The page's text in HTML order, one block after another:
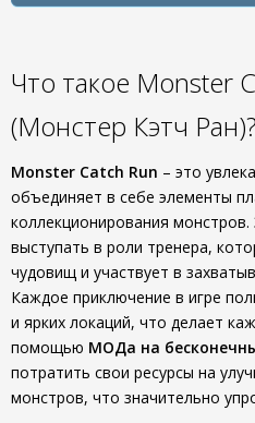
Что такое Monster
(Монстер Кэтч Ран)?
Monster Catch Run – это
объединяет в себе элементы
коллекционирования монстров.
выступать в роли тренера,
чудовищ и участвует в
Каждое приключение в игре
и ярких локаций, что делает
помощью МОДа на
потратить свои ресурсы на
монстров, что значительно